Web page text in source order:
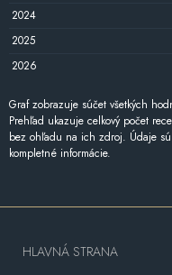
2024
2025
2026
Graf zobrazuje súčet všetkých
Prehľad ukazuje celkový počet
bez ohľadu na ich zdroj. Údaje
kompletné informácie.
HLAVNÁ STRANA